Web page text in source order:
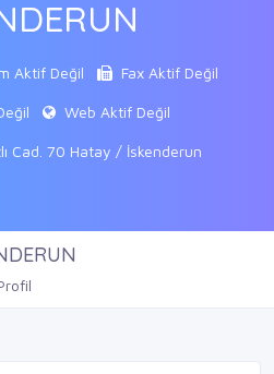
Aktif Değil Fax Aktif Değil
Web Aktif Değil
Cad. 70 Hatay / İskenderun